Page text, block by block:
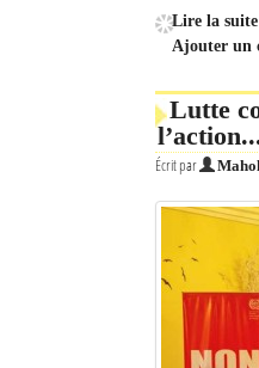
Lire la suite
Ajouter un
Lutte
Écrit par